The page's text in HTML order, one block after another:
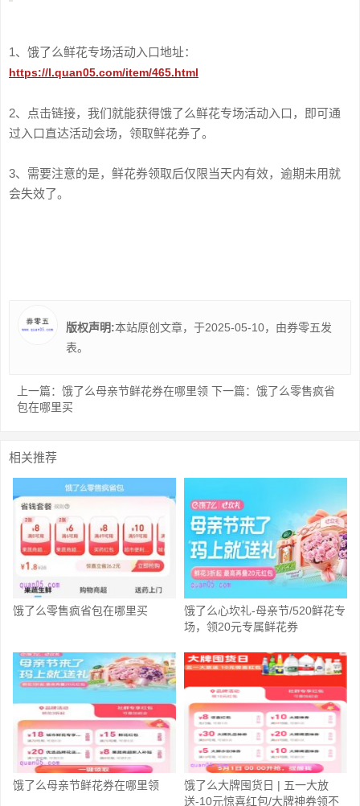
1、饿了么鲜花专场活动入口地址：
https://l.quan05.com/item/465.html
2、点击链接，我们就能获得饿了么鲜花专场活动入口，即可通
过入口直达活动会场，领取鲜花券了。
3、需要注意的是，鲜花券领取后仅限当天内有效，逾期未用就
会失效了。
版权声明:本站原创文章，于2025-05-10，由券零五发
表。
上一篇： 饿了么母亲节鲜花券在哪里领 下一篇： 饿了么零售疯省
包在哪里买
相关推荐
饿了么零售疯省包在哪里买
饿了么心坎礼-母亲节/520鲜花专
场，领20元专属鲜花券
饿了么母亲节鲜花券在哪里领
饿了么大牌囤货日 | 五一大放
送-10元惊喜红包/大牌神券领不